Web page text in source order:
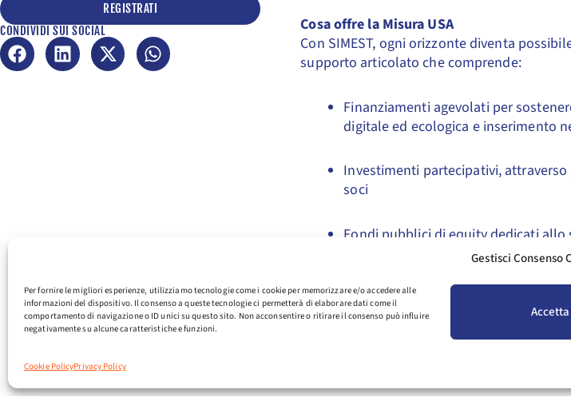
Gestisci Consenso
Per fornire le migliori esperienze, utilizziamo tecnologie come i cookie per memorizzare e/o accedere alle
informazioni del dispositivo. Il consenso a queste tecnologie ci permetterà di elaborare dati come il
comportamento di navigazione o ID unici su questo sito. Non acconsentire o ritirare il consenso può influire
negativamente su alcune caratteristiche e funzioni.
Accetta
Cookie PolicyPrivacy Policy
REGISTRATI
CONDIVIDI SUI SOCIAL
Cosa offre la Misura USA
Con SIMEST, ogni orizzonte diventa
supporto articolato che comprende:
Finanziamenti agevolati per
digitale ed ecologica e inserimento
Investimenti partecipativi,
soci
Fondi pubblici di equity dedicati
Un’opportunità da conoscere
LaMisura USArappresenta uno strumento
guardano agli Stati Uniti come leva di